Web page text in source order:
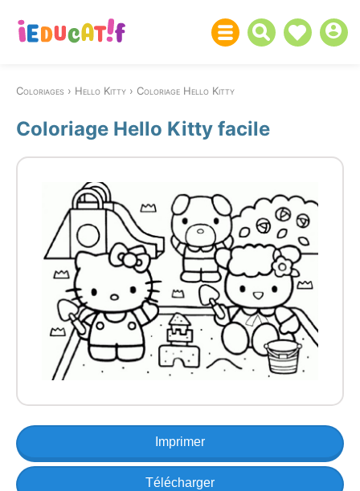
Coloriages Hello Kitty Coloriage Hello Kitty
Coloriage Hello Kitty facile
Imprimer
Télécharger